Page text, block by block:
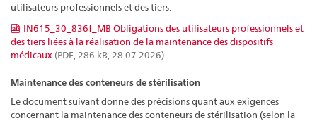
utilisateurs professionnels et des tiers:
IN615_30_836f_MB Obligations des utilisateurs professionnels et
des tiers liées à la réalisation de la maintenance des dispositifs
médicaux (PDF, 286 kB, 28.07.2026)
Maintenance des conteneurs de stérilisation
Le document suivant donne des précisions quant aux exigences
concernant la maintenance des conteneurs de stérilisation (selon la